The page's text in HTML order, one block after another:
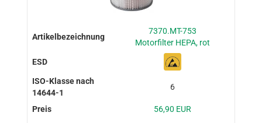
7370.MT-753
Motorfilter HEPA, rot
6
56,90 EUR